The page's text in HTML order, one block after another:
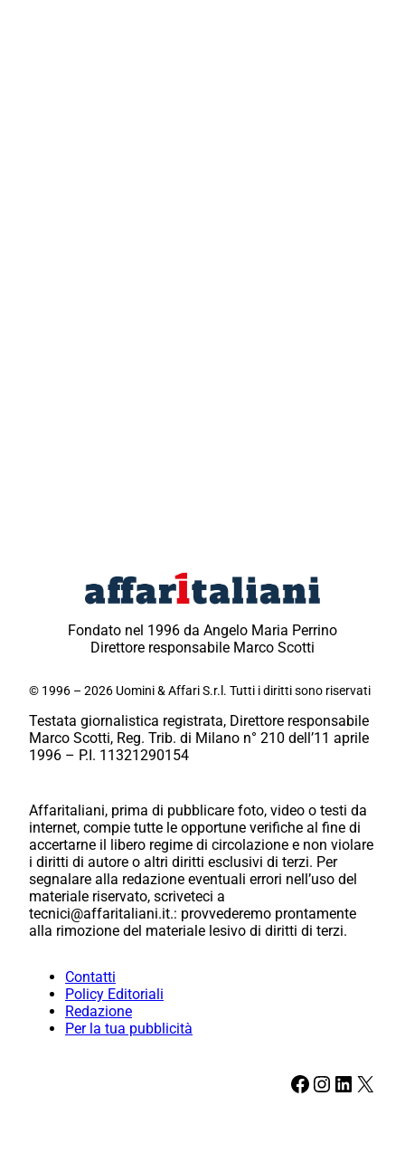
Fondato nel 1996 da Angelo Maria Perrino
Direttore responsabile Marco Scotti
© 1996 – 2026 Uomini & Affari S.r.l. Tutti i diritti sono riservati
Testata giornalistica registrata, Direttore responsabile
Marco Scotti, Reg. Trib. di Milano n° 210 dell’11 aprile
1996 – P.I. 11321290154
Affaritaliani, prima di pubblicare foto, video o testi da
internet, compie tutte le opportune verifiche al fine di
accertarne il libero regime di circolazione e non violare
i diritti di autore o altri diritti esclusivi di terzi. Per
segnalare alla redazione eventuali errori nell’uso del
materiale riservato, scriveteci a
tecnici@affaritaliani.it.: provvederemo prontamente
alla rimozione del materiale lesivo di diritti di terzi.
Contatti
Policy Editoriali
Redazione
Per la tua pubblicità
Facebook Instagram LinkedIn X